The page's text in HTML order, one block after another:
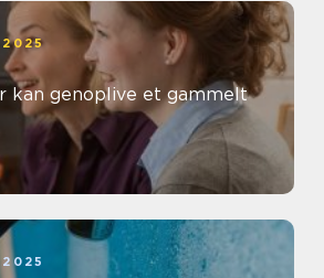
kan genoplive et gammelt